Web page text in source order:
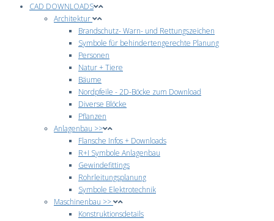
CAD DOWNLOADS
Architektur
Brandschutz- Warn- und Rettungszeichen
Symbole für behindertengerechte Planung
Personen
Natur + Tiere
Bäume
Nordpfeile - 2D-Böcke zum Download
Diverse Blöcke
Pflanzen
Anlagenbau >>
Flansche Infos + Downloads
R+I Symbole Anlagenbau
Gewindefittings
Rohrleitungsplanung
Symbole Elektrotechnik
Maschinenbau >>
Konstruktionsdetails